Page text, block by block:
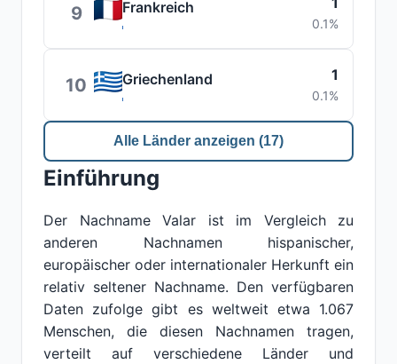
9 Frankreich
0.1%
10 Griechenland 1
0.1%
Alle Länder anzeigen (17)
Einführung
Der Nachname Valar ist im Vergleich zu
anderen Nachnamen hispanischer,
europäischer oder internationaler Herkunft ein
relativ seltener Nachname. Den verfügbaren
Daten zufolge gibt es weltweit etwa 1.067
Menschen, die diesen Nachnamen tragen,
verteilt auf verschiedene Länder und